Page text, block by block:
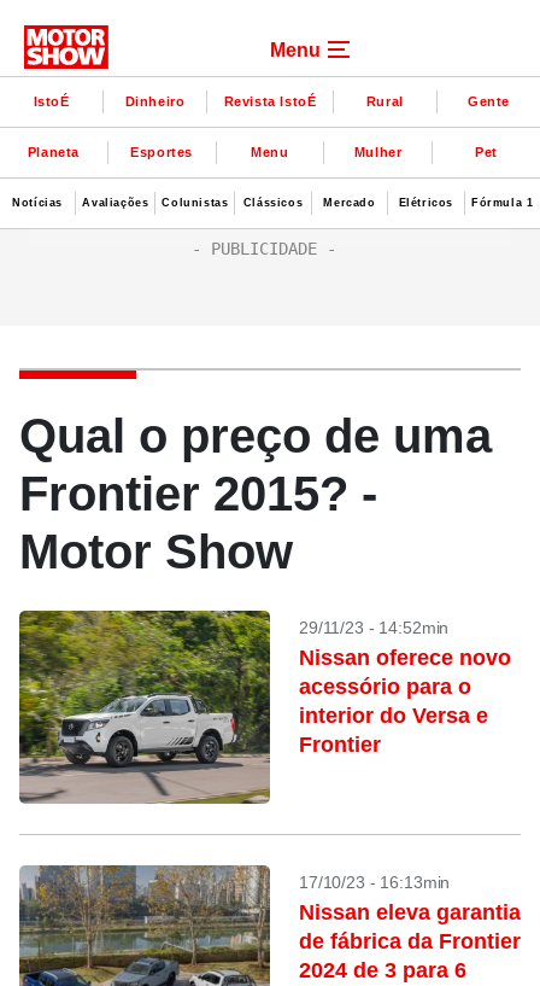
Menu
IstoÉ Dinheiro Revista IstoÉ Rural Gente
Planeta Esportes Menu Mulher Pet
Notícias Avaliações Colunistas Clássicos Mercado Elétricos Fórmula 1
Qual o preço de uma
Frontier 2015? -
Motor Show
29/11/23 - 14:52min
Nissan oferece novo
acessório para o
interior do Versa e
Frontier
17/10/23 - 16:13min
Nissan eleva garantia
de fábrica da Frontier
2024 de 3 para 6